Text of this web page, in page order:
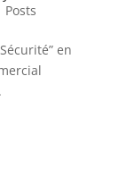
Posts
en